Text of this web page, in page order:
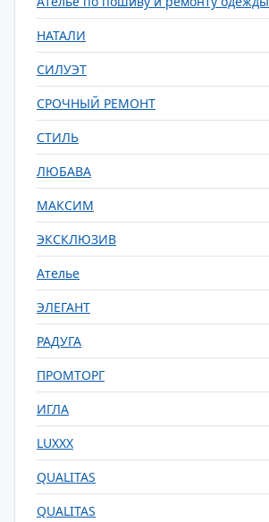
НАТАЛИ
СИЛУЭТ
СРОЧНЫЙ РЕМОНТ
СТИЛЬ
ЛЮБАВА
МАКСИМ
ЭКСКЛЮЗИВ
Ателье
ЭЛЕГАНТ
РАДУГА
ПРОМТОРГ
ИГЛА
LUXXX
QUALITAS
QUALITAS